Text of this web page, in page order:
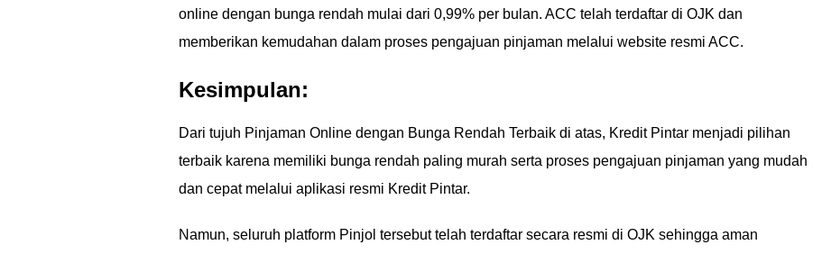
online dengan bunga rendah mulai dari 0,99% per bulan. ACC telah terdaftar di OJK dan
memberikan kemudahan dalam proses pengajuan pinjaman melalui website resmi ACC.
Kesimpulan:
Dari tujuh Pinjaman Online dengan Bunga Rendah Terbaik di atas, Kredit Pintar menjadi pilihan
terbaik karena memiliki bunga rendah paling murah serta proses pengajuan pinjaman yang mudah
dan cepat melalui aplikasi resmi Kredit Pintar.
Namun, seluruh platform Pinjol tersebut telah terdaftar secara resmi di OJK sehingga aman